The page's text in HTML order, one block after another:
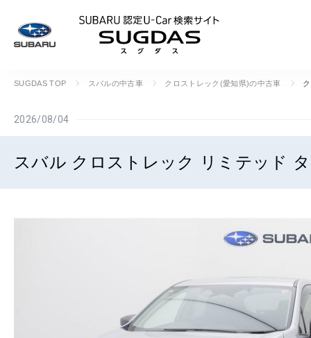
SUGDAS TOP スバルの中古車 クロストレック(愛知県)の中古車
2026/08/04
スバル クロストレック リミテッド